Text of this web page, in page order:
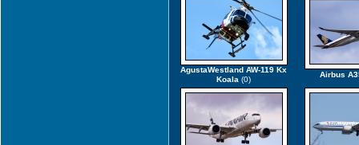
AgustaWestland AW-119 Kx
Koala (0)
Airbus